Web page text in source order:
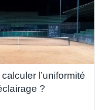
l’uniformité
?